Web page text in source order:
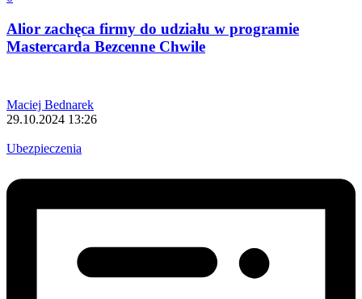
Alior zachęca firmy do udziału w programie
Mastercarda Bezcenne Chwile
Maciej Bednarek
29.10.2024 13:26
Ubezpieczenia